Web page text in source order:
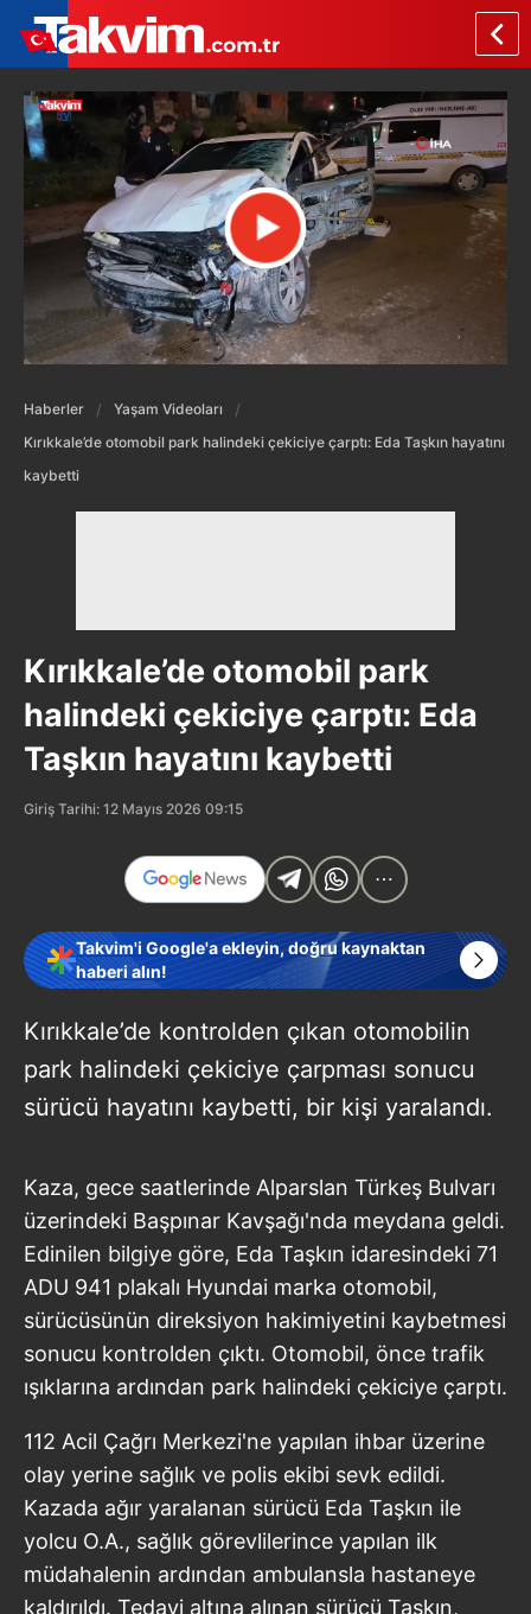
Haberler
Yaşam Videoları
Kırıkkale’de otomobil park halindeki çekiciye çarptı: Eda Taşkın hayatını
kaybetti
Kırıkkale’de otomobil park
halindeki çekiciye çarptı: Eda
Taşkın hayatını kaybetti
Giriş Tarihi: 12 Mayıs 2026 09:15
Takvim'i Google'a ekleyin, doğru kaynaktan
haberi alın!
Kırıkkale’de kontrolden çıkan otomobilin
park halindeki çekiciye çarpması sonucu
sürücü hayatını kaybetti, bir kişi yaralandı.
Kaza, gece saatlerinde Alparslan Türkeş Bulvarı
üzerindeki Başpınar Kavşağı'nda meydana geldi.
Edinilen bilgiye göre, Eda Taşkın idaresindeki 71
ADU 941 plakalı Hyundai marka otomobil,
sürücüsünün direksiyon hakimiyetini kaybetmesi
sonucu kontrolden çıktı. Otomobil, önce trafik
ışıklarına ardından park halindeki çekiciye çarptı.
112 Acil Çağrı Merkezi'ne yapılan ihbar üzerine
olay yerine sağlık ve polis ekibi sevk edildi.
Kazada ağır yaralanan sürücü Eda Taşkın ile
yolcu O.A., sağlık görevlilerince yapılan ilk
müdahalenin ardından ambulansla hastaneye
kaldırıldı. Tedavi altına alınan sürücü Taşkın,